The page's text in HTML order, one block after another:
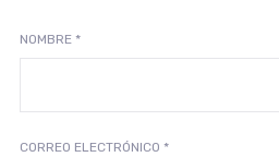
NOMBRE *
CORREO ELECTRÓNICO *